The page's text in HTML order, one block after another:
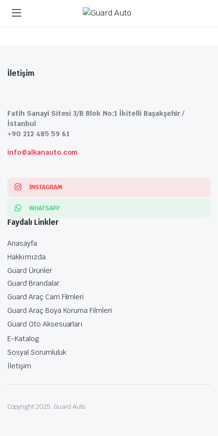
İletişim
Fatih Sanayi Sitesi 3/B Blok No:1 İkitelli Başakşehir /
İstanbul
+90 212 485 59 61
info@alkanauto.com
INSTAGRAM
WHATSAPP
Faydalı Linkler
Anasayfa
Hakkımızda
Guard Ürünler
Guard Brandalar
Guard Araç Cam Filmleri
Guard Araç Boya Koruma Filmleri
Guard Oto Aksesuarları
E-Katalog
Sosyal Sorumluluk
İletişim
Copyright 2025. Guard Auto